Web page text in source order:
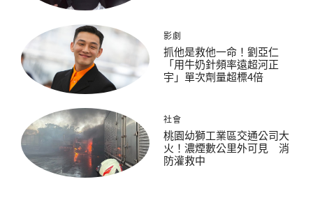
影劇
抓他是救他一命！劉亞仁
「用牛奶針頻率遠超河正
宇」單次劑量超標4倍
社會
桃園幼獅工業區交通公司大
火！濃煙數公里外可見 消
防灌救中